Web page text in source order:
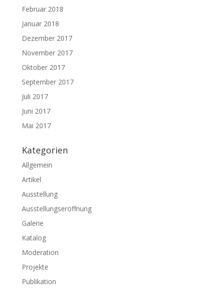
Februar 2018
Januar 2018
Dezember 2017
November 2017
Oktober 2017
September 2017
Juli 2017
Juni 2017
Mai 2017
Kategorien
Allgemein
Artikel
Ausstellung
Ausstellungseröffnung
Galerie
Katalog
Moderation
Projekte
Publikation